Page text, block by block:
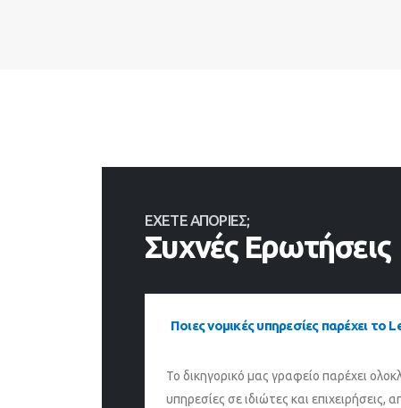
ΕΧΕΤΕ ΑΠΟΡΙΕΣ;
Συχνές Ερωτήσεις
Ποιες νομικές υπηρεσίες παρέχει το
Το δικηγορικό μας γραφείο παρέχει
υπηρεσίες σε ιδιώτες και επιχειρήσεις,